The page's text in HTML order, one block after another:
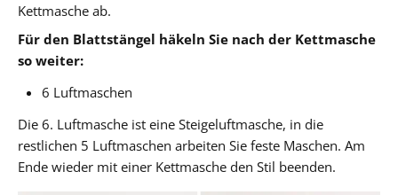
Kettmasche ab.
Für den Blattstängel häkeln Sie nach der Kettmasche
so weiter:
6 Luftmaschen
Die 6. Luftmasche ist eine Steigeluftmasche, in die
restlichen 5 Luftmaschen arbeiten Sie feste Maschen. Am
Ende wieder mit einer Kettmasche den Stil beenden.